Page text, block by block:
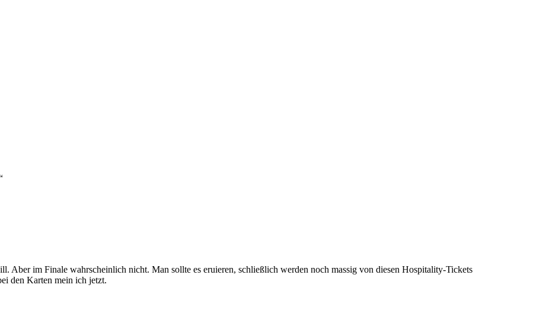
Aber im Finale wahrscheinlich nicht. Man sollte es eruieren, schließlich werden noch massig von diesen Hospitality-Tickets
den Karten mein ich jetzt.